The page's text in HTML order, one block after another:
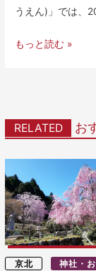
うえん)」では、
もっと読む »
RELATED お
京北 神社・